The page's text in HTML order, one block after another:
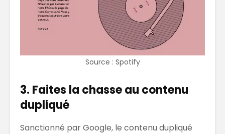
Source : Spotify
3. Faites la chasse au contenu
dupliqué
Sanctionné par Google, le contenu dupliqué